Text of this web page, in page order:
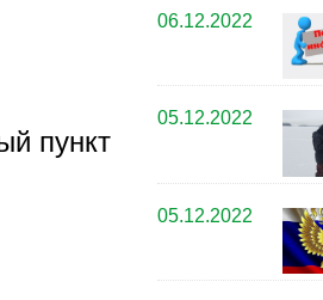
пункт
06.12.2022
05.12.2022
05.12.2022